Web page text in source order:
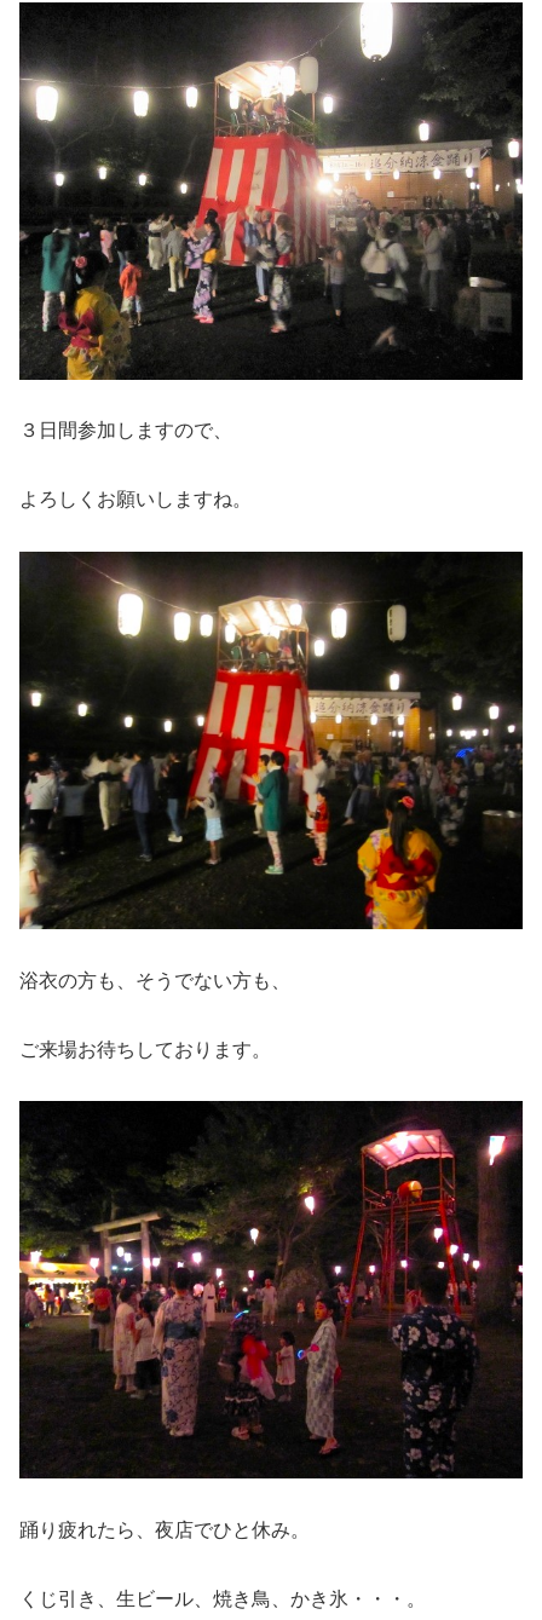
３日間参加しますので、
よろしくお願いしますね。
浴衣の方も、そうでない方も、
ご来場お待ちしております。
踊り疲れたら、夜店でひと休み。
くじ引き、生ビール、焼き鳥、かき氷・・・。